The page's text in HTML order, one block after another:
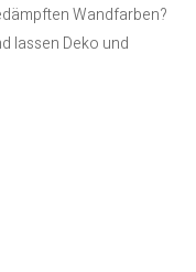
Wandfarben?
lassen Deko und